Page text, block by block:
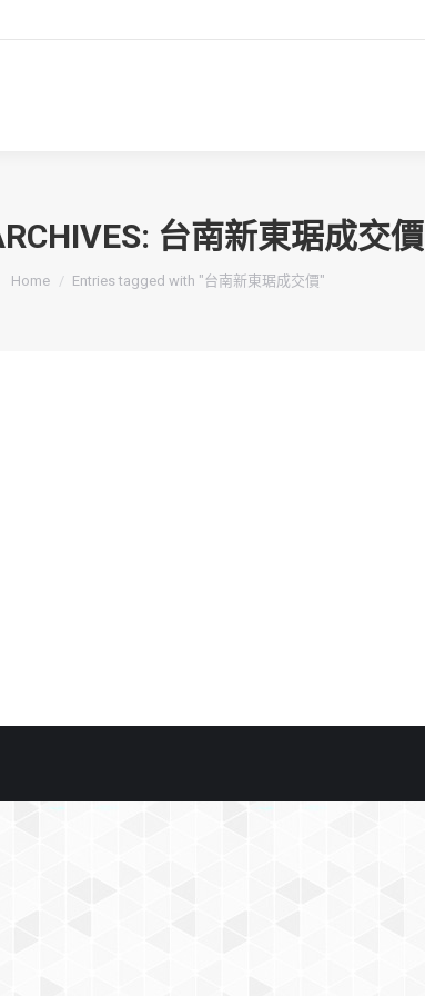
台南新東琚成交價
You are here:
Home Entries tagged with "台南新東琚成交價"